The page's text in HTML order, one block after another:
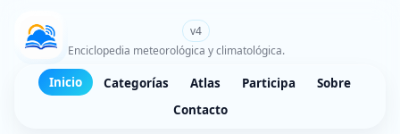
v4
Enciclopedia meteorológica y climatológica.
Inicio Categorías Atlas Participa
Sobre
Contacto